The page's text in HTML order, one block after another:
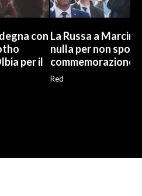
con
per il
La Russa a
nulla per non
commemorazione
Red